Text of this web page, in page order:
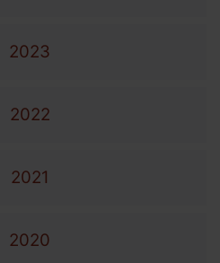
2023
2022
2021
2020